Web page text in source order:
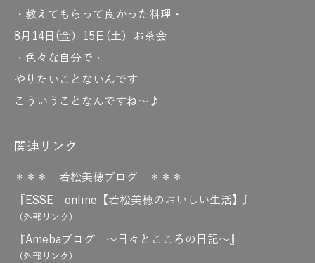
・教えてもらって良かった料理・
8月14日(金）15日(土）お茶会
・色々な自分で・
やりたいことないんです
こういうことなんですね～♪
関連リンク
＊＊＊ 若松美穂ブログ ＊＊＊
『ESSE online【若松美穂のおいしい生活】』
（外部リンク）
『Amebaブログ ～日々とこころの日記～』
（外部リンク）